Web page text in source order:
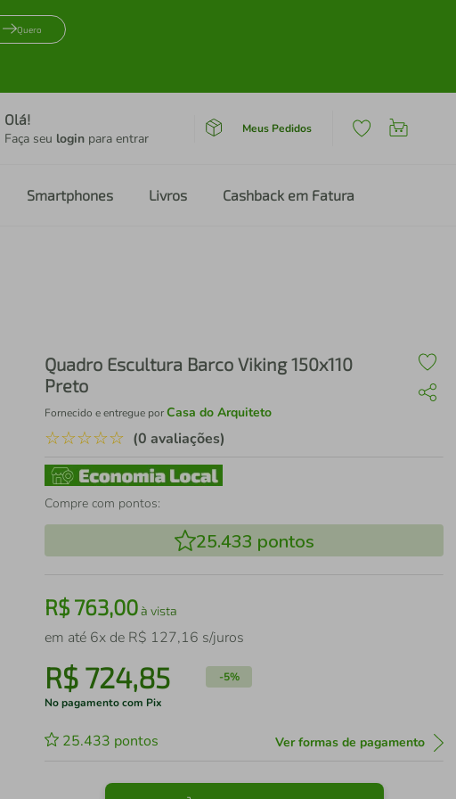
Quero
Olá!
Faça seu login para entrar
Meus Pedidos
Smartphones Livros Cashback em Fatura
Quadro Escultura Barco Viking 150x110
Preto
Fornecido e entregue porCasa do Arquiteto
☆☆☆☆☆ (0 avaliações)
Compre com pontos:
25.433 pontos
R$763,00à vista
em até 6x de R$ 127,16 s/juros
R$ 724,85 -5%
No pagamento com Pix
25.433 pontos Ver formas de pagamento